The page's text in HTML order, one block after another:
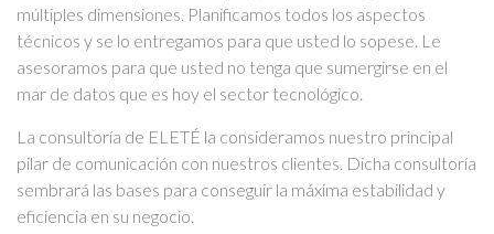
múltiples dimensiones. Planificamos todos los aspectos
técnicos y se lo entregamos para que usted lo sopese. Le
asesoramos para que usted no tenga que sumergirse en el
mar de datos que es hoy el sector tecnológico.
La consultoría de ELETÉ la consideramos nuestro principal
pilar de comunicación con nuestros clientes. Dicha consultoría
sembrará las bases para conseguir la máxima estabilidad y
eficiencia en su negocio.